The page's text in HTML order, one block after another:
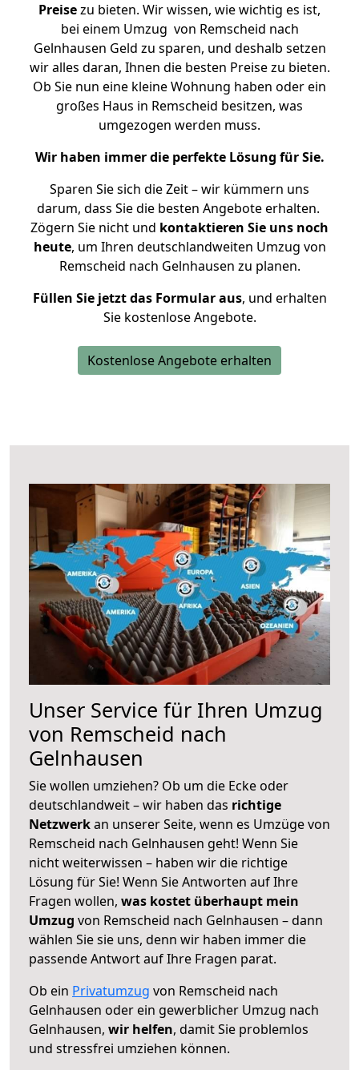
Preisezu bieten. Wir wissen, wie wichtig es ist,
bei einem Umzug von Remscheid nach
Gelnhausen Geld zu sparen, und deshalb setzen
wir alles daran, Ihnen die besten Preise zu bieten.
Ob Sie nun eine kleine Wohnung haben oder ein
großes Haus in Remscheid besitzen, was
umgezogen werden muss.
Wir haben immer die perfekte Lösung für Sie.
Sparen Sie sich die Zeit – wir kümmern uns
darum, dass Sie die besten Angebote erhalten.
Zögern Sie nicht und kontaktieren Sie uns noch
heute, um Ihren deutschlandweiten Umzug von
Remscheid nach Gelnhausen zu planen.
Füllen Sie jetzt das Formular aus, und erhalten
Sie kostenlose Angebote.
Kostenlose Angebote erhalten
Unser Service für Ihren Umzug
von Remscheid nach
Gelnhausen
Sie wollen umziehen? Ob um die Ecke oder
deutschlandweit – wir haben das richtige
Netzwerkan unserer Seite, wenn es Umzüge von
Remscheid nach Gelnhausen geht! Wenn Sie
nicht weiterwissen – haben wir die richtige
Lösung für Sie! Wenn Sie Antworten auf Ihre
Fragen wollen, was kostet überhaupt mein
Umzug von Remscheid nach Gelnhausen – dann
wählen Sie sie uns, denn wir haben immer die
passende Antwort auf Ihre Fragen parat.
Ob ein Privatumzug von Remscheid nach
Gelnhausen oder ein gewerblicher Umzug nach
Gelnhausen, wir helfen, damit Sie problemlos
und stressfrei umziehen können.